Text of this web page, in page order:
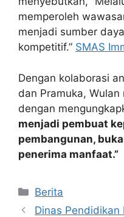
memperoleh
menjadi sumber
kompetitif.” SMAS
Dengan kolaborasi
dan Pramuka,
dengan
menjadi pembuat
pembangunan,
penerima manfaat.”
Kategori
Berita
Dinas Pendidikan